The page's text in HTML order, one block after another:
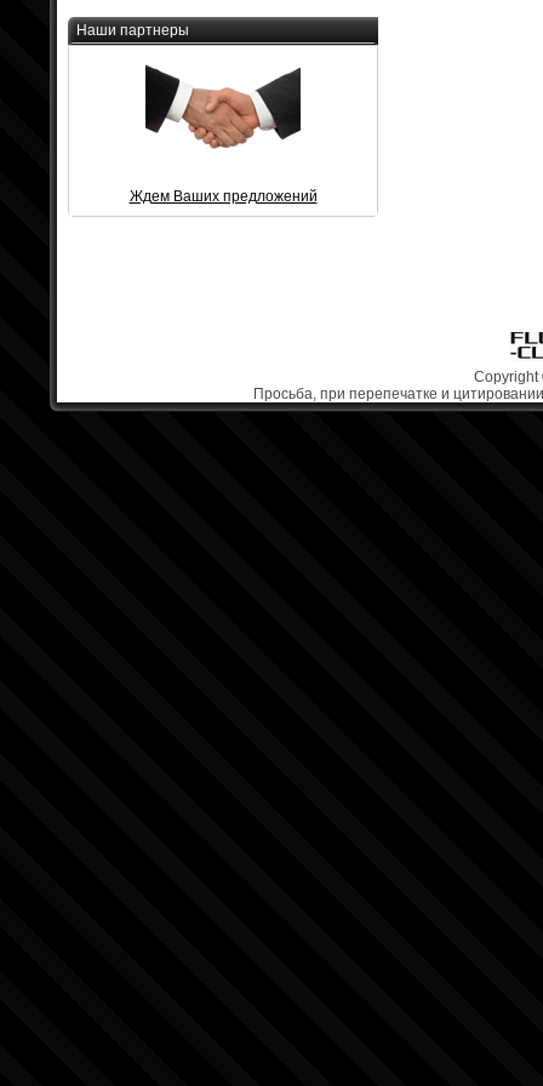
Наши партнеры
Ждем Ваших предложений
Copyright
Просьба, при перепечатке и